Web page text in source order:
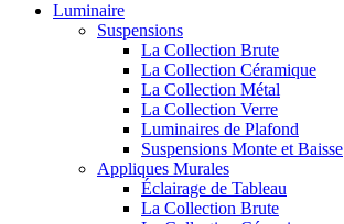
Luminaire
Suspensions
La Collection Brute
La Collection Céramique
La Collection Métal
La Collection Verre
Luminaires de Plafond
Suspensions Monte et Baisse
Appliques Murales
Éclairage de Tableau
La Collection Brute